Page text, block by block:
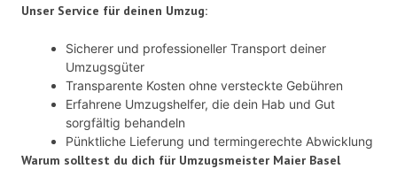
Unser Service für deinen Umzug:
Sicherer und professioneller Transport deiner
Umzugsgüter
Transparente Kosten ohne versteckte Gebühren
Erfahrene Umzugshelfer, die dein Hab und Gut
sorgfältig behandeln
Pünktliche Lieferung und termingerechte Abwicklung
Warum solltest du dich für Umzugsmeister Maier Basel